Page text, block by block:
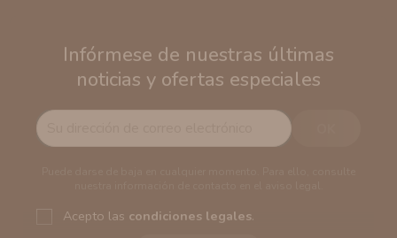
Infórmese de nuestras últimas
noticias y ofertas especiales
Acepto las condiciones legales.